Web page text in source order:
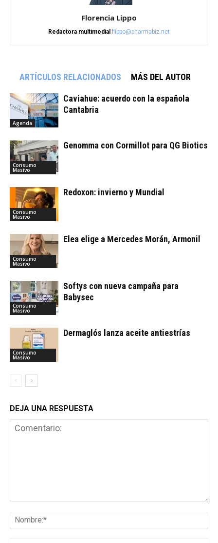
Florencia Lippo
Redactora multimedial flippo@pharmabiz.net
ARTÍCULOS RELACIONADOS MÁS DEL AUTOR
Agenda
Caviahue: acuerdo con la española
Cantabria
Consumo
Masivo
Genomma con Cormillot para QG Biotics
Consumo
Masivo
Redoxon: invierno y Mundial
Consumo
Masivo
Elea elige a Mercedes Morán, Armonil
Consumo
Masivo
Softys con nueva campaña para
Babysec
Consumo
Masivo
Dermaglós lanza aceite antiestrías
DEJA UNA RESPUESTA